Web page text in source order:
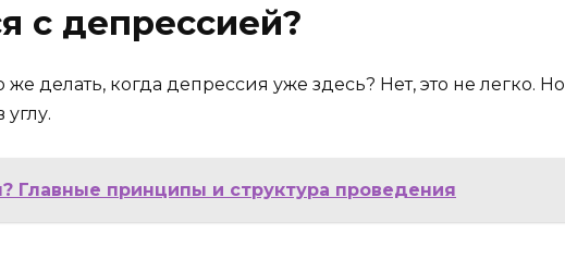
с депрессией?
же делать, когда депрессия уже здесь? Нет, это не легко. Но
углу.
Главные принципы и структура проведения